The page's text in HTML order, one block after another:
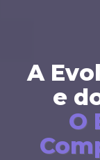
A
e
O